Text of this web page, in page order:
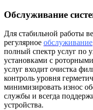
Обслуживание
Для стабильной работы
регулярное обслуживание
полный спектр услуг по
установками с
услуг входит очистка
контроль уровня
минимизировать износ
службы и всегда
устройства.